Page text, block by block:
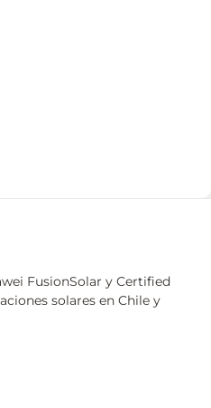
FusionSolar y Certified
solares en Chile y